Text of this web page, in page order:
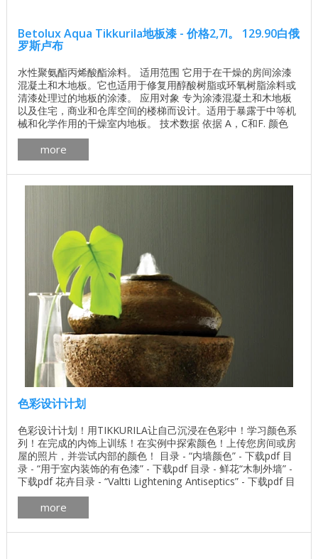
Betolux Aqua Tikkurila地板漆 - 价格2,7l。 129.90白俄
罗斯卢布
水性聚氨酯丙烯酸酯涂料。 适用范围 它用于在干燥的房间涂漆
混凝土和木地板。它也适用于修复用醇酸树脂或环氧树脂涂料或
清漆处理过的地板的涂漆。 应用对象 专为涂漆混凝土和木地板
以及住宅，商业和仓库空间的楼梯而设计。适用于暴露于中等机
械和化学作用的干燥室内地板。 技术数据 依据 A，C和F. 颜色
根据目录“地板”。 颜色目录 颜色目录地板覆盖物 光泽度 半光 建
筑材料排放等级 M1 消费 5 - 7平方米/升。 塔拉 0.9升，2.7升，
9升，18升 溶剂 水 申请方法 用刷子或滚筒涂抹。 ...
more
色彩设计计划
色彩设计计划！用TIKKURILA让自己沉浸在色彩中！学习颜色系
列！在完成的内饰上训练！在实例中探索颜色！上传您房间或房
屋的照片，并尝试内部的颜色！ 目录 - “内墙颜色” - 下载pdf 目
录 - “用于室内装饰的有色漆” - 下载pdf 目录 - 鲜花“木制外墙” -
下载pdf 花卉目录 - “Valtti Lightening Antiseptics” - 下载pdf 目
录 - 所有颜色“Tikkurila” - 下载pdf 目录 - 鲜花“木制外墙” - 下载
pdf ...more